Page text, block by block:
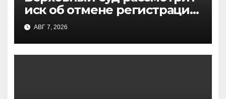
иск об отмене регистрации
списка «Яблока» на выборах
в Госдуму
АВГ 7, 2026